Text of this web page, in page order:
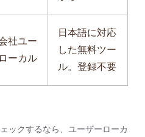
社ユー
ーカル
日本語に対応
した無料ツー
ル。登録不要
ックするなら、ユーザーローカ